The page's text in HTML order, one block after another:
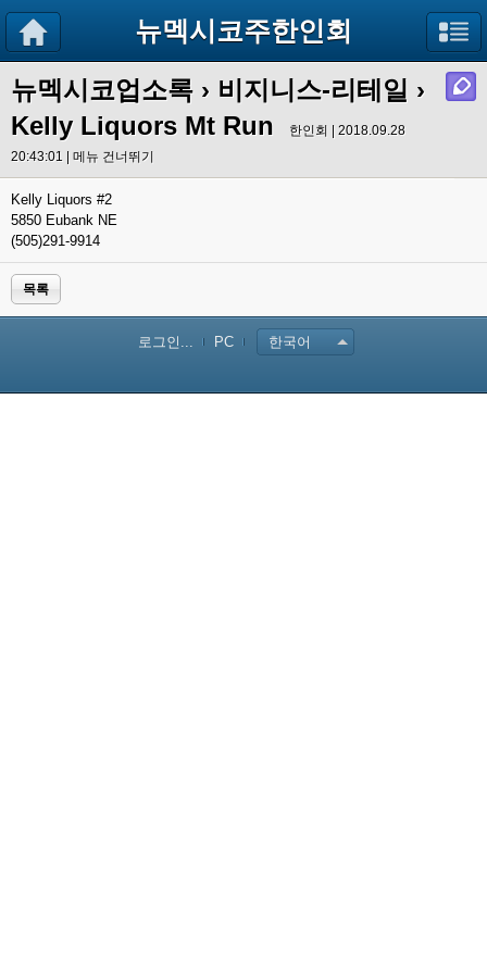
뉴멕시코주한인회
뉴멕시코업소록 › 비지니스-리테일 ›
Kelly Liquors Mt Run
한인회 | 2018.09.28
20:43:01 | 메뉴 건너뛰기
Kelly Liquors #2
5850 Eubank NE
(505)291-9914
목록
로그인... PC 한국어